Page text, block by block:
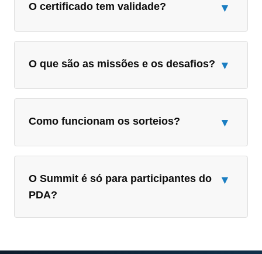
O certificado tem validade? ▾
O que são as missões e os desafios? ▾
Como funcionam os sorteios? ▾
O Summit é só para participantes do
PDA?
▾